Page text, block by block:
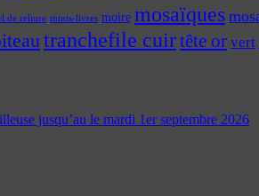
de reliure minis-livres moire mosaïques
tranchefile cuirtête or vert
jusqu’au le mardi 1er septembre 2026